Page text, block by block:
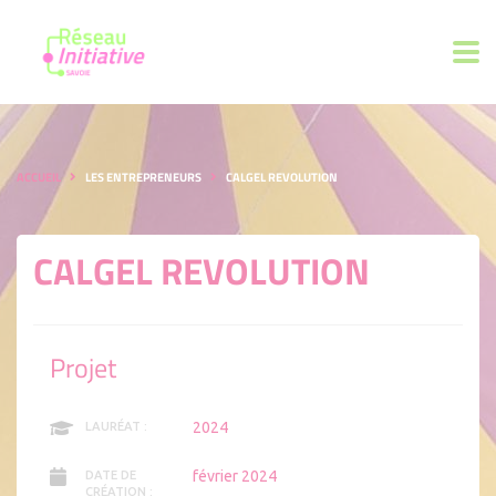
ACCUEIL LES ENTREPRENEURS CALGEL REVOLUTION
CALGEL REVOLUTION
Projet
LAURÉAT : 2024
DATE DE
CRÉATION :
février 2024